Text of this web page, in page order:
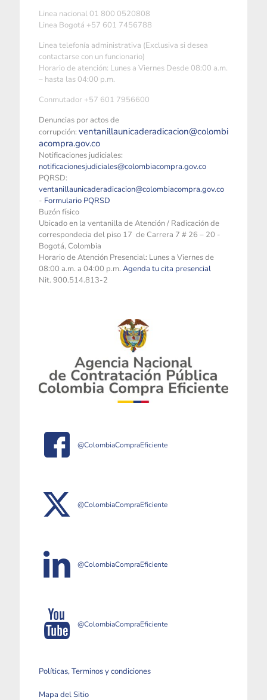
Linea nacional 01 800 0520808
Linea Bogotá +57 601 7456788
Linea telefonía administrativa (Exclusiva si desea
contactarse con un funcionario)
Horario de atención: Lunes a Viernes Desde 08:00 a.m.
– hasta las 04:00 p.m.
Conmutador +57 601 7956600
Denuncias por actos de
corrupción: ventanillaunicaderadicacion@colombi
acompra.gov.co
Notificaciones judiciales:
notificacionesjudiciales@colombiacompra.gov.co
PQRSD:
ventanillaunicaderadicacion@colombiacompra.gov.co
- Formulario PQRSD
Buzón físico
Ubicado en la ventanilla de Atención / Radicación de
correspondecia del piso 17 de Carrera 7 # 26 – 20 -
Bogotá, Colombia
Horario de Atención Presencial: Lunes a Viernes de
08:00 a.m. a 04:00 p.m. Agenda tu cita presencial
Nit. 900.514.813-2
@ColombiaCompraEficiente
@ColombiaCompraEficiente
@ColombiaCompraEficiente
@ColombiaCompraEficiente
Políticas, Terminos y condiciones
Mapa del Sitio